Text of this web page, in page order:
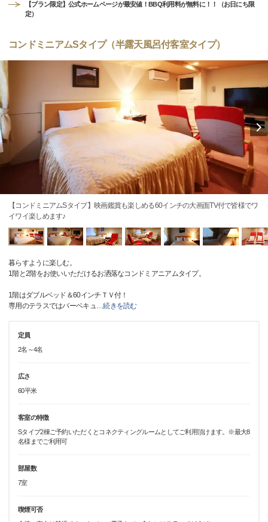
【プラン限定】公式ホームページが最安値！BBQ利用料が無料に！！（お日にち限
定）
コンドミニアムSタイプ（半露天風呂付客室タイプ）
【コンドミニアムSタイプ】映画鑑賞も楽しめる60インチの大画面TV付で皆様でワ
イワイ楽しめます♪
暮らすように楽しむ。
1階と2階をお使いいただけるお洒落なコンドミアニアムタイプ。
1階はダブルベッド＆60インチＴＶ付！
専用のテラスではバーベキュ…続きを読む
定員
2名～4名
広さ
60平米
客室の特徴
Sタイプ2棟ご予約いただくとコネクティングルームとしてご利用頂けます。※最大8
名様までご利用可
部屋数
7室
喫煙可否